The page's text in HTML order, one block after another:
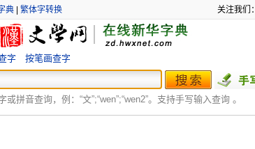
典| 繁体字转换 关注我们：
字 按笔画查字
或拼音查询，例：“文”;“wen”;“wen2”。支持手写输入查询 。